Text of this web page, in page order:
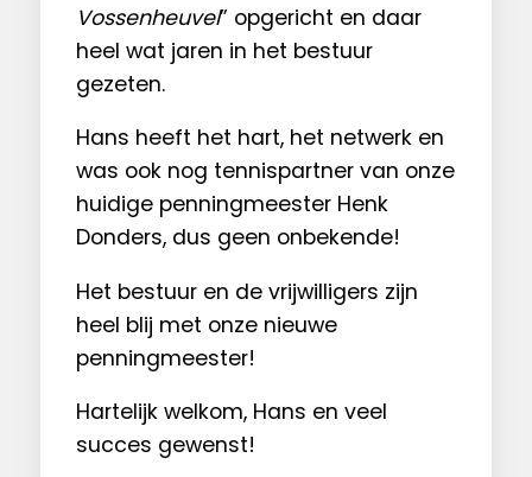
Vossenheuvel” opgericht en daar
heel wat jaren in het bestuur
gezeten.
Hans heeft het hart, het netwerk en
was ook nog tennispartner van onze
huidige penningmeester Henk
Donders, dus geen onbekende!
Het bestuur en de vrijwilligers zijn
heel blij met onze nieuwe
penningmeester!
Hartelijk welkom, Hans en veel
succes gewenst!